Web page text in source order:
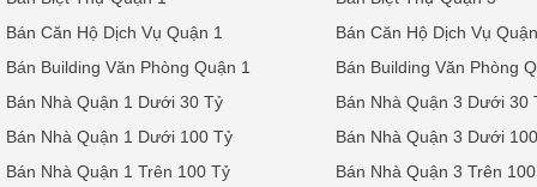
Bán Căn Hộ Dịch Vụ Quận 1
Bán Căn Hộ Dịch Vụ
Bán Building Văn Phòng Quận 1
Bán Building Văn Phòng
Bán Nhà Quận 1 Dưới 30 Tỷ
Bán Nhà Quận 3 Dưới 30
Bán Nhà Quận 1 Dưới 100 Tỷ
Bán Nhà Quận 3 Dưới
Bán Nhà Quận 1 Trên 100 Tỷ
Bán Nhà Quận 3 Trên